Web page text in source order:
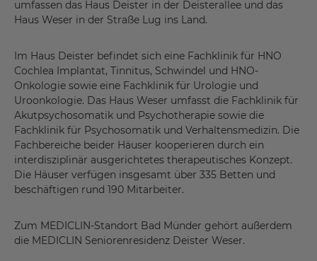
umfassen das Haus Deister in der Deisterallee und das
Haus Weser in der Straße Lug ins Land.
Im Haus Deister befindet sich eine Fachklinik für HNO
Cochlea Implantat, Tinnitus, Schwindel und HNO-
Onkologie sowie eine Fachklinik für Urologie und
Uroonkologie. Das Haus Weser umfasst die Fachklinik für
Akutpsychosomatik und Psychotherapie sowie die
Fachklinik für Psychosomatik und Verhaltensmedizin. Die
Fachbereiche beider Häuser kooperieren durch ein
interdisziplinär ausgerichtetes therapeutisches Konzept.
Die Häuser verfügen insgesamt über 335 Betten und
beschäftigen rund 190 Mitarbeiter.
Zum MEDICLIN-Standort Bad Münder gehört außerdem
die MEDICLIN Seniorenresidenz Deister Weser.